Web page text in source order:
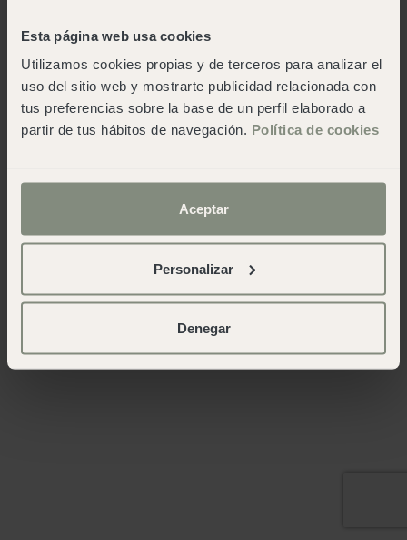
Esta página web usa cookies
Utilizamos cookies propias y de terceros para analizar el
uso del sitio web y mostrarte publicidad relacionada con
tus preferencias sobre la base de un perfil elaborado a
partir de tus hábitos de navegación. Política de cookies
Aceptar
Personalizar
Denegar